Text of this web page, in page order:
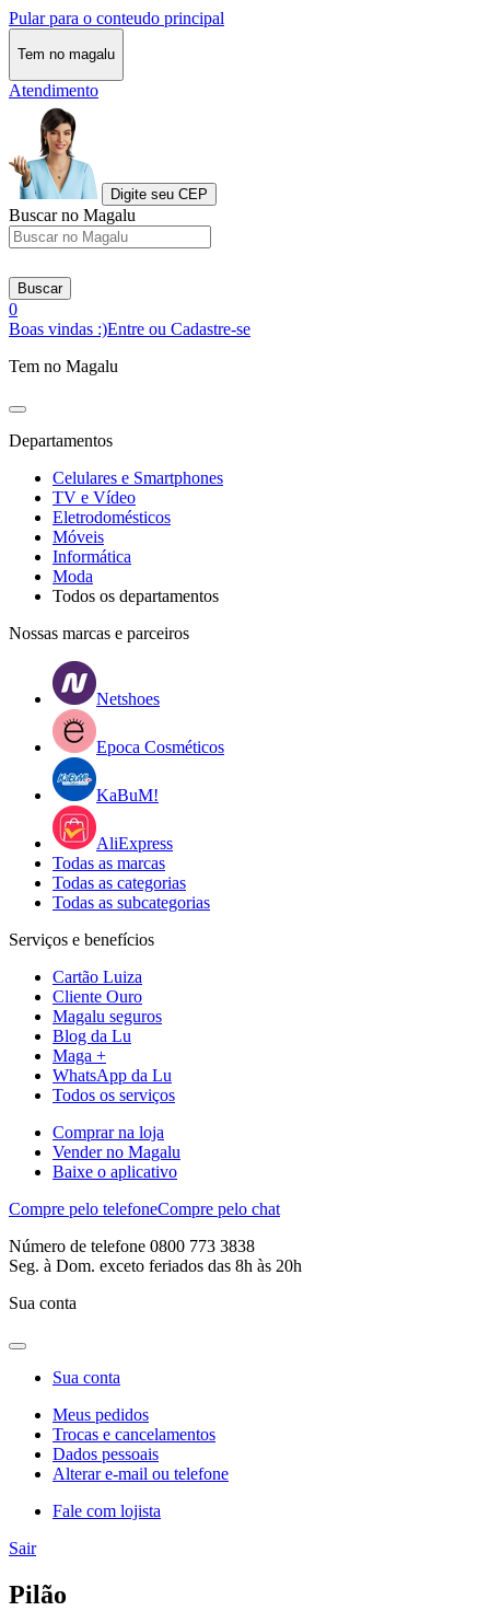
Pular para o conteudo principal
Tem no magalu
Atendimento
Digite seu CEP
Buscar no Magalu
Buscar
0
Boas vindas :)Entre ou Cadastre-se
Tem no Magalu
Departamentos
Celulares e Smartphones
TV e Vídeo
Eletrodomésticos
Móveis
Informática
Moda
Todos os departamentos
Nossas marcas e parceiros
Netshoes
Epoca Cosméticos
KaBuM!
AliExpress
Todas as marcas
Todas as categorias
Todas as subcategorias
Serviços e benefícios
Cartão Luiza
Cliente Ouro
Magalu seguros
Blog da Lu
Maga +
WhatsApp da Lu
Todos os serviços
Comprar na loja
Vender no Magalu
Baixe o aplicativo
Compre pelo telefoneCompre pelo chat
Número de telefone 0800 773 3838
Seg. à Dom. exceto feriados das 8h às 20h
Sua conta
Sua conta
Meus pedidos
Trocas e cancelamentos
Dados pessoais
Alterar e-mail ou telefone
Fale com lojista
Sair
Pilão